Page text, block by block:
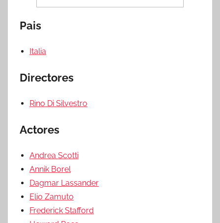
Pais
Italia
Directores
Rino Di Silvestro
Actores
Andrea Scotti
Annik Borel
Dagmar Lassander
Elio Zamuto
Frederick Stafford